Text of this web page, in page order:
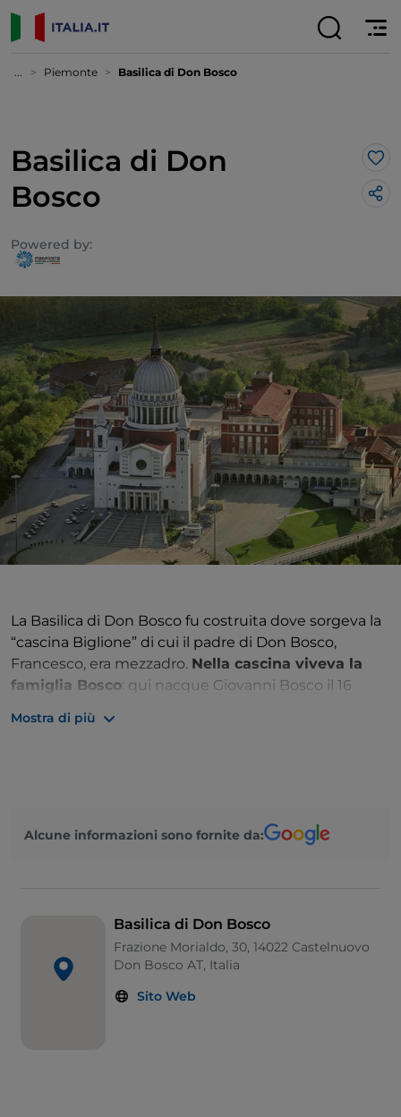
... Piemonte Basilica di Don Bosco
Basilica di Don
Bosco
Powered by:
La Basilica di Don Bosco fu costruita dove sorgeva la
“cascina Biglione” di cui il padre di Don Bosco,
Francesco, era mezzadro. Nella cascina viveva la
famiglia Bosco: qui nacque Giovanni Bosco il 16
non aveva ancora due anni;
La Basilica è composta da due chiese sovrapposte. La
una capienza di 700 posti.
Mostra di più
Alcune informazioni sono fornite da:
Basilica di Don Bosco
Frazione Morialdo, 30, 14022 Castelnuovo
Don Bosco AT, Italia
Sito Web